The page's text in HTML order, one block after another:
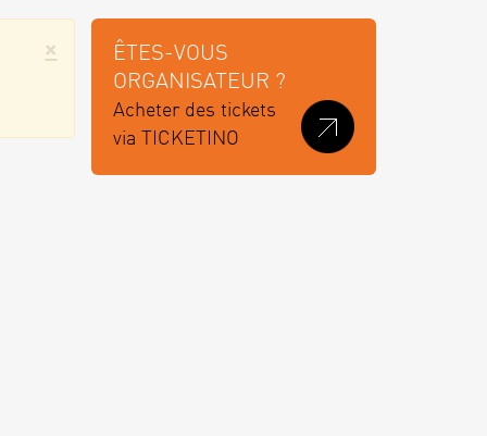
×
ÊTES-VOUS
ORGANISATEUR ?
Acheter des tickets
via TICKETINO